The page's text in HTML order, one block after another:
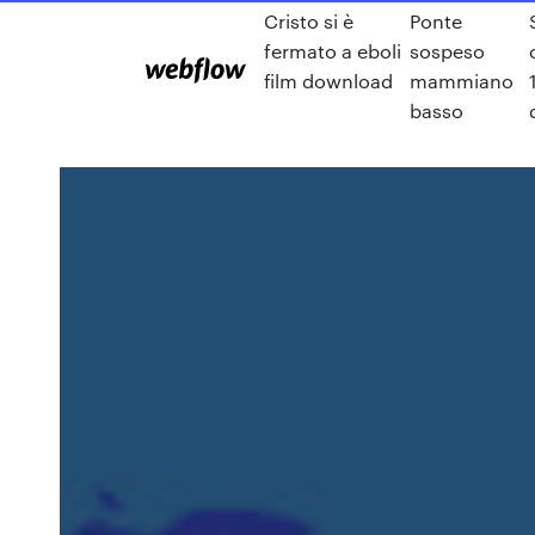
Cristo si è
fermato a eboli
film download
Ponte
sospeso
mammiano
basso